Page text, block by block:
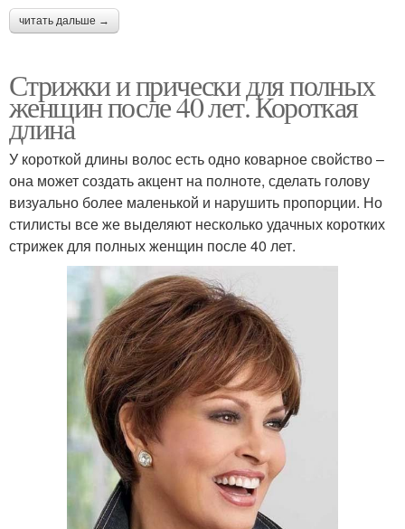
читать дальше →
Стрижки и прически для полных
женщин после 40 лет. Короткая
длина
У короткой длины волос есть одно коварное свойство –
она может создать акцент на полноте, сделать голову
визуально более маленькой и нарушить пропорции. Но
стилисты все же выделяют несколько удачных коротких
стрижек для полных женщин после 40 лет.